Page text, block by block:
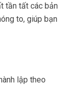
tần tất các bản
to, giúp bạn
lập theo